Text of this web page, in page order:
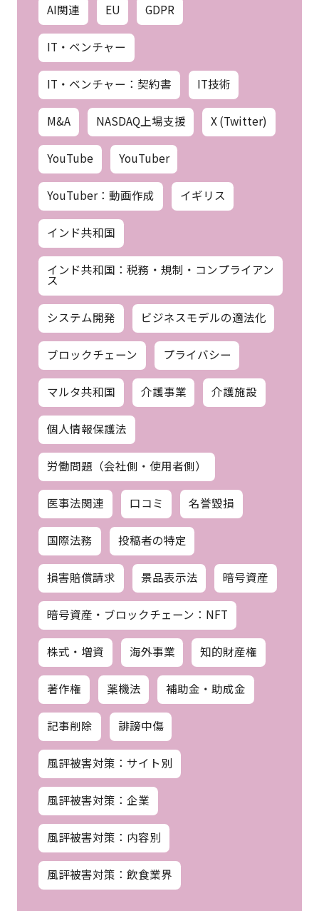
AI関連 EU GDPR
IT・ベンチャー
IT・ベンチャー：契約書 IT技術
M&A NASDAQ上場支援 X (Twitter)
YouTube YouTuber
YouTuber：動画作成 イギリス
インド共和国
インド共和国：税務・規制・コンプライアン
ス
システム開発 ビジネスモデルの適法化
ブロックチェーン プライバシー
マルタ共和国 介護事業 介護施設
個人情報保護法
労働問題（会社側・使用者側）
医事法関連 口コミ 名誉毀損
国際法務 投稿者の特定
損害賠償請求 景品表示法 暗号資産
暗号資産・ブロックチェーン：NFT
株式・増資 海外事業 知的財産権
著作権 薬機法 補助金・助成金
記事削除 誹謗中傷
風評被害対策：サイト別
風評被害対策：企業
風評被害対策：内容別
風評被害対策：飲食業界